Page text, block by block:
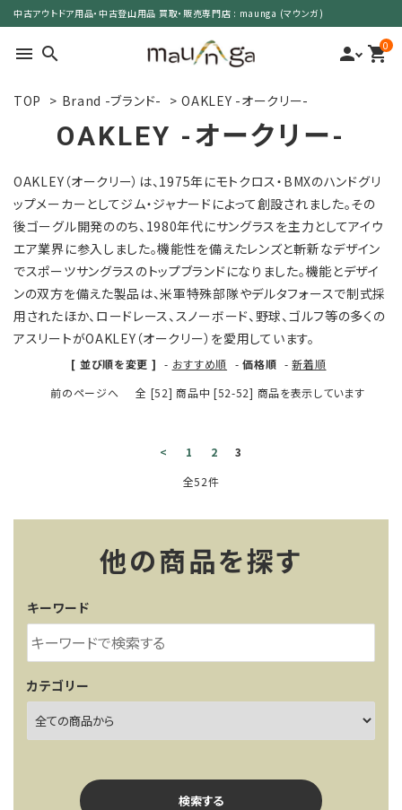
中古アウトドア用品・中古登山用品 買取・販売専門店 : maunga (マウンガ)
menu search person 0
shopping_cart
カテゴリーで選ぶ
サイズで選ぶ
特集で選ぶ
価格で選ぶ
ようこそ ゲスト 様
meeting_room person
TOP > Brand -ブランド- > OAKLEY -オークリー-
OAKLEY -オークリー-
OAKLEY（オークリー）は、1975年にモトクロス・BMXのハンドグリ
ップメーカーとしてジム・ジャナードによって創設されました。その
後ゴーグル開発ののち、1980年代にサングラスを主力としてアイウ
エア業界に参入しました。機能性を備えたレンズと斬新なデザイン
でスポーツサングラスのトップブランドになりました。機能とデザイ
ンの双方を備えた製品は、米軍特殊部隊やデルタフォースで制式採
用されたほか、ロードレース、スノーボード、野球、ゴルフ等の多くの
アスリートがOAKLEY（オークリー）を愛用しています。
[ 並び順を変更 ] - おすすめ順 -価格順 -新着順
前のページへ
全 [52] 商品中 [52-52] 商品を表示しています
< 1 2
3
全52件
他の商品を探す
キーワード
カテゴリー
検索する